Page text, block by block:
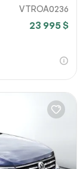
VTROA0236
23 995 $